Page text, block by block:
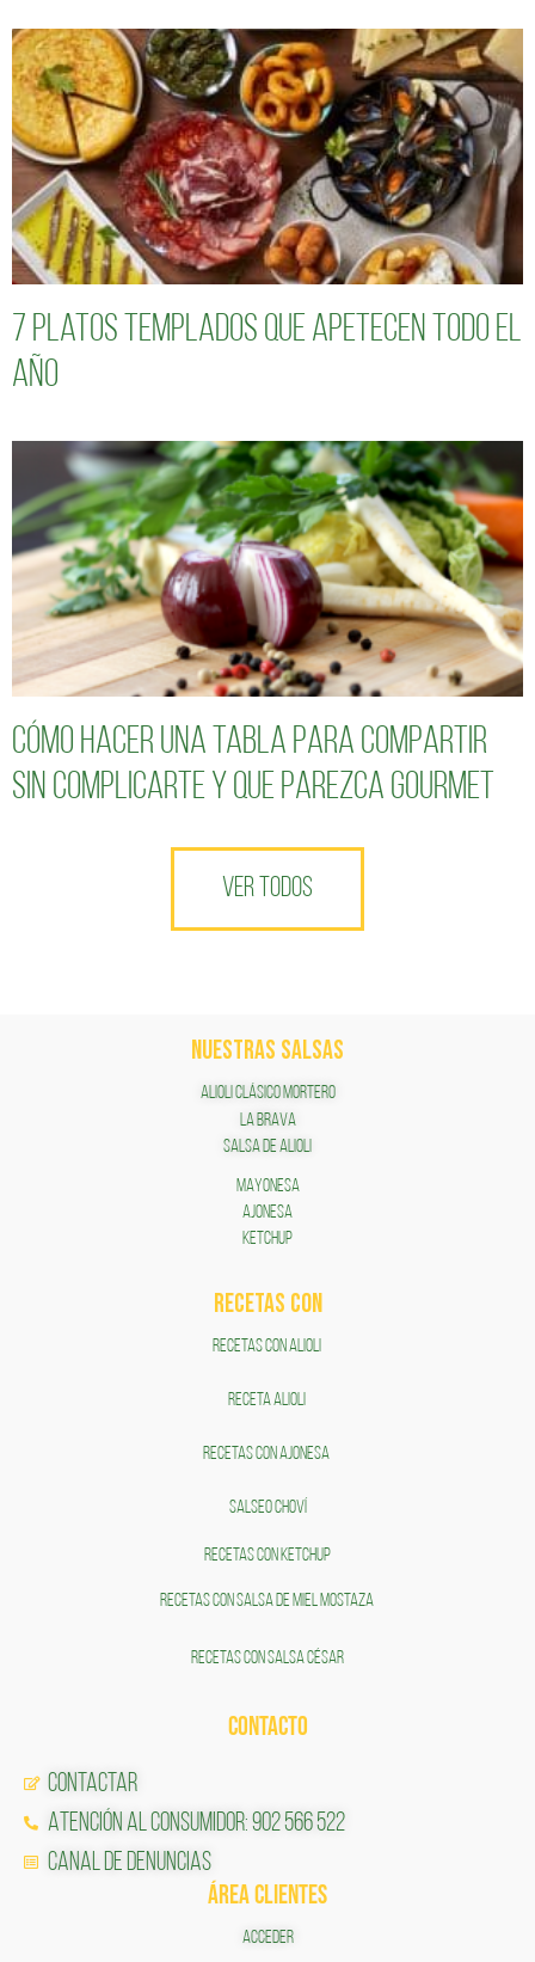
7 platos templados que apetecen todo el
año
Cómo hacer una tabla para compartir
sin complicarte y que parezca gourmet
VER TODOS
NUESTRAS SALSAS
ALIOLI CLÁSICO MORTERO
LA BRAVA
SALSA DE ALIOLI
MAYONESA
AJONESA
KETCHUP
RECETAS COn
RECETAS CON ALIOLI
RECETA ALIOLI
RECETAS CON AJONESA
SALSEO CHOVÍ
RECETAS CON KETCHUP
RECETAS CON SALSA DE MIEL MOSTAZA
RECETAS CON SALSA CÉSAR
CONTACTO
Contactar
Atención al Consumidor: 902 566 522
Canal de Denuncias
ÁREA CLIENTES
ACCEDER